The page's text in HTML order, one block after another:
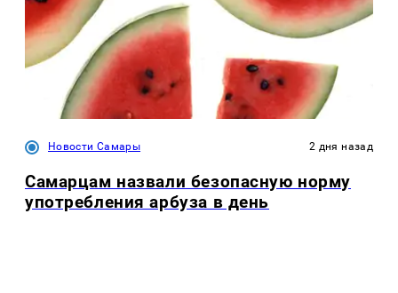
Новости Самары 2 дня назад
Самарцам назвали безопасную норму
употребления арбуза в день